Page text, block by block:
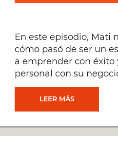
[#280]
En este episodio, Mati
cómo pasó de ser un
a emprender con éxito
personal con su
LEER MÁSSER